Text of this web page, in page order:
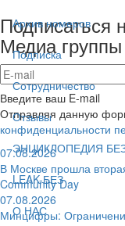
Архив номеров
Подписка
Сотрудничество
Отзывы
ЭНЦИКЛОПЕДИЯ
LEAK-БЕЗ
О НАС
Подписаться
Медиа
Введите ваш E-mail
Отправляя данную
конфиденциальности
07.08.2026
В Москве прошла
Community Day
07.08.2026
Минцифры: